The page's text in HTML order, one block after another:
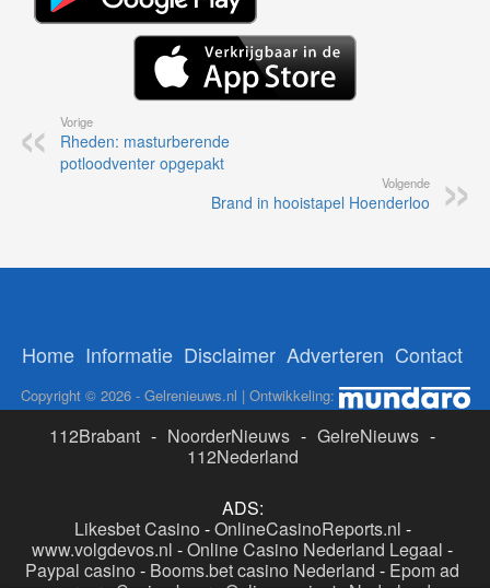
Vorige
Rheden: masturberende
potloodventer opgepakt
Volgende
Brand in hooistapel Hoenderloo
Home Informatie Disclaimer Adverteren Contact
Copyright © 2026 - Gelrenieuws.nl | Ontwikkeling:
112Brabant - NoorderNieuws - GelreNieuws -
112Nederland
ADS:
Likesbet Casino -OnlineCasinoReports.nl -
www.volgdevos.nl -Online Casino Nederland Legaal -
Paypal casino - Booms.bet casino Nederland - Epom ad